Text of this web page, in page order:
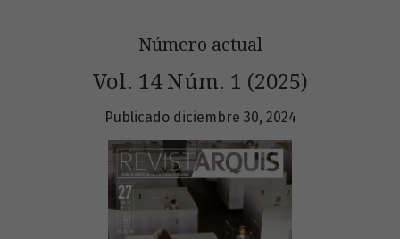
Número actual
Vol. 14 Núm. 1 (2025)
Publicado diciembre 30, 2024